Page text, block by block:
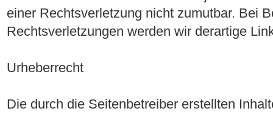
einer Rechtsverletzung nicht zumutbar. Bei
Rechtsverletzungen werden wir derartige
Urheberrecht
Die durch die Seitenbetreiber erstellten